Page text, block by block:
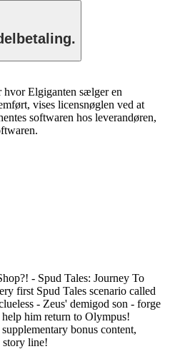
Elgiganten sælger en
vises licensnøglen ved at
softwaren hos leverandøren,
- Spud Tales: Journey To
first Spud Tales scenario called
- Zeus' demigod son - forge
him return to Olympus!
bonus content,
line!